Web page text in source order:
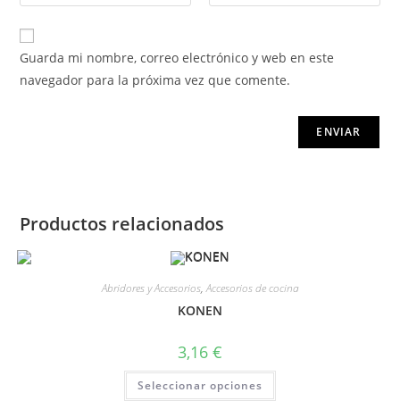
Guarda mi nombre, correo electrónico y web en este
navegador para la próxima vez que comente.
Productos relacionados
Abridores y Accesorios,Accesorios de cocina
KONEN
3,16 €
Seleccionar opciones